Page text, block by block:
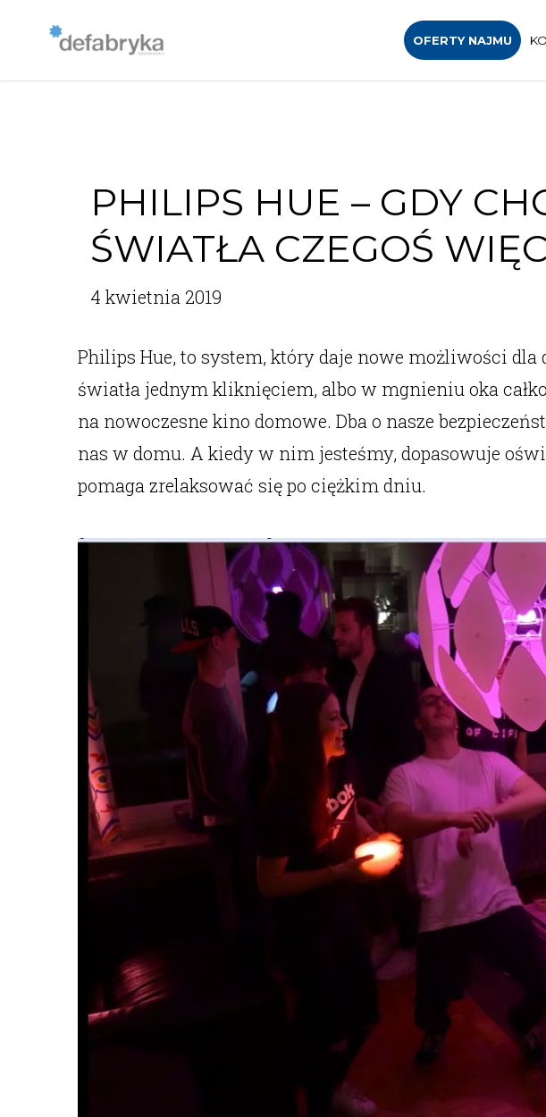
OFERTY NAJMU
PHILIPS HUE – GDY
ŚWIATŁA CZEGOŚ
4 kwietnia 2019
Philips Hue, to system, który daje nowe możliwości
światła jednym kliknięciem, albo w mgnieniu oka
na nowoczesne kino domowe. Dba o nasze
nas w domu. A kiedy w nim jesteśmy, dopasowuje
pomaga zrelaksować się po ciężkim dniu.